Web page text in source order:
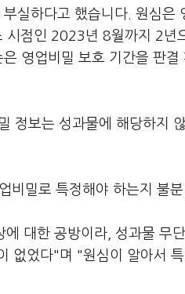
실하다고 했습니다. 원심은
점인 2023년 8월까지 2년
영업비밀 보호 기간을 판
정보는 성과물에 해당하지
비밀로 특정해야 하는지 불
대한 공방이라, 성과물 무
없었다"며 "원심이 알아서